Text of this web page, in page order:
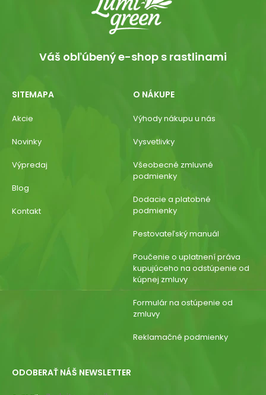
Váš obľúbený e-shop s rastlinami
SITEMAPA
Akcie
Novinky
Výpredaj
Blog
Kontakt
O NÁKUPE
Výhody nákupu u nás
Vysvetlivky
Všeobecné zmluvné
podmienky
Dodacie a platobné
podmienky
Pestovateľský manuál
Poučenie o uplatnení práva
kupujúceho na odstúpenie od
kúpnej zmluvy
Formulár na ostúpenie od
zmluvy
Reklamačné podmienky
ODOBERAŤ NÁŠ NEWSLETTER